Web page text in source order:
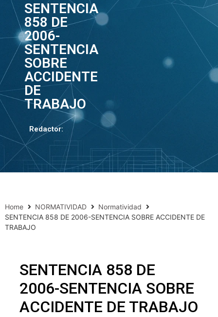
SENTENCIA
858 DE
2006-
SENTENCIA
SOBRE
ACCIDENTE
DE
TRABAJO
Redactor:
Home NORMATIVIDAD
Normatividad
SENTENCIA 858 DE 2006-SENTENCIA SOBRE ACCIDENTE DE
TRABAJO
SENTENCIA 858 DE
2006-SENTENCIA SOBRE
ACCIDENTE DE TRABAJO